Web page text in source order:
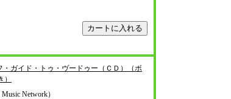
・ガイド・トゥ・ヴードゥー（ＣＤ）（ボ
Network）